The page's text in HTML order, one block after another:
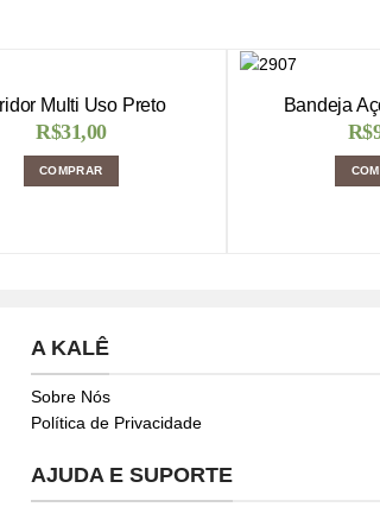
Multi Uso Preto
R$31,00
COMPRAR
Bandeja
R$
A KALÊ
Sobre Nós
Política de Privacidade
AJUDA E SUPORTE